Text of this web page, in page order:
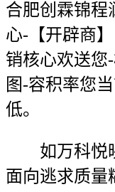
合肥创霖锦程
心-【开辟商
销核心欢送您
图-容积率您
低。
如万科悦映
面向逃求质量